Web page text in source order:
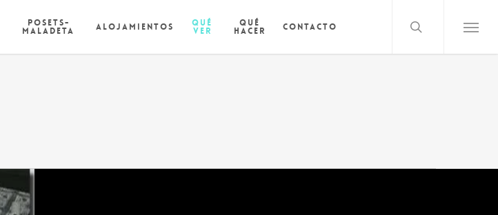
Posets-
Maladeta Alojamientos Qué
ver
Qué
hacer Contacto Menu